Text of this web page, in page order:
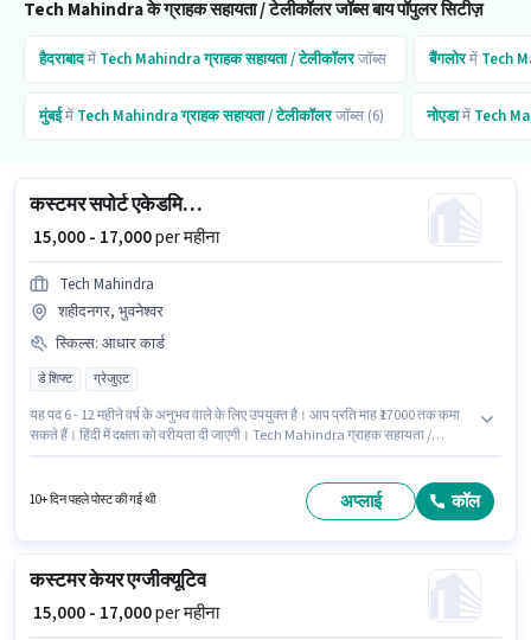
Tech Mahindra के ग्राहक सहायता / टेलीकॉलर जॉब्स बाय पॉपुलर सिटीज़
हैदराबादमें Tech Mahindraग्राहक सहायता / टेलीकॉलरजॉब्स बैंगलोरमें Tech
मुंबईमें Tech Mahindraग्राहक सहायता / टेलीकॉलरजॉब्स (6) नोएडामें Tech
कस्टमर सपोर्ट एकेडमिक काउंसलर
₹ 15,000 - 17,000per महीना
Tech Mahindra
शहीदनगर, भुवनेश्वर
स्किल्स: आधार कार्ड
डे शिफ्ट ग्रेजुएट
यह पद 6 - 12 महीने वर्ष के अनुभव वाले के लिए उपयुक्त है। आप प्रति माह ₹17000 तक कमा
सकते हैं। हिंदी में दक्षता को वरीयता दी जाएगी। Tech Mahindra ग्राहक सहायता /
स्थित है। इस भूमिका में Fixed वेतन संरचना मिलती है।
10+ दिन पहले पोस्ट की गई थी अप्लाई कॉल
कस्टमर केयर एग्जीक्यूटिव
₹ 15,000 - 17,000per महीना